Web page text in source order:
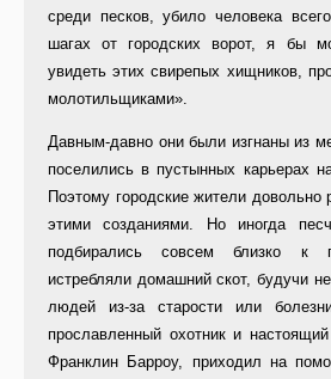
среди песков, убило человека
шагах от городских ворот, я бы
увидеть этих свирепых хищников,
молотильщиками».
Давным-давно они были изгнаны из
поселились в пустынных карьерах
Поэтому городские жители довольно
этими созданиями. Но иногда
подбирались совсем близко к
истребляли домашний скот, будучи
людей из-за старости или
прославленный охотник и
Франклин Барроу, приходил на